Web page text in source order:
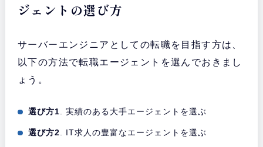
ジェントの選び方
サーバーエンジニアとしての転職を目指す方は、
以下の方法で転職エージェントを選んでおきまし
ょう。
選び方1 . 実績のある大手エージェントを選ぶ
選び方2 . IT求人の豊富なエージェントを選ぶ